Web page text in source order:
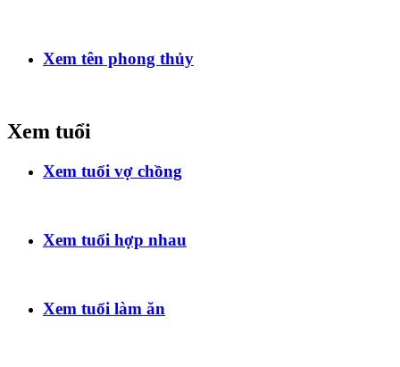
Xem tên phong thủy
Xem tuổi
Xem tuổi vợ chồng
Xem tuổi hợp nhau
Xem tuổi làm ăn